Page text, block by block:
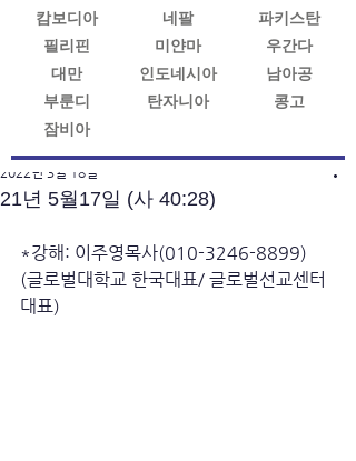
21년 5월17일 (사 40:28)
2022년 3월 18일
*강해: 이주영목사(010-3246-8899)
(글로벌대학교 한국대표/ 글로벌선교센터
대표)
캄보디아
네팔
파키스탄
필리핀
미얀마
우간다
대만
인도네시아
남아공
부룬디
탄자니아
콩고
잠비아